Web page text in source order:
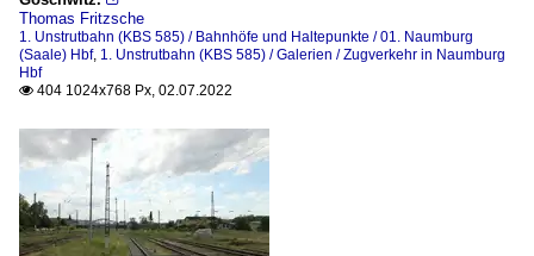
Thomas Fritzsche
1. Unstrutbahn (KBS 585) / Bahnhöfe und Haltepunkte / 01. Naumburg
(Saale) Hbf, 1. Unstrutbahn (KBS 585) / Galerien / Zugverkehr in Naumburg
Hbf
 404 1024x768 Px, 02.07.2022